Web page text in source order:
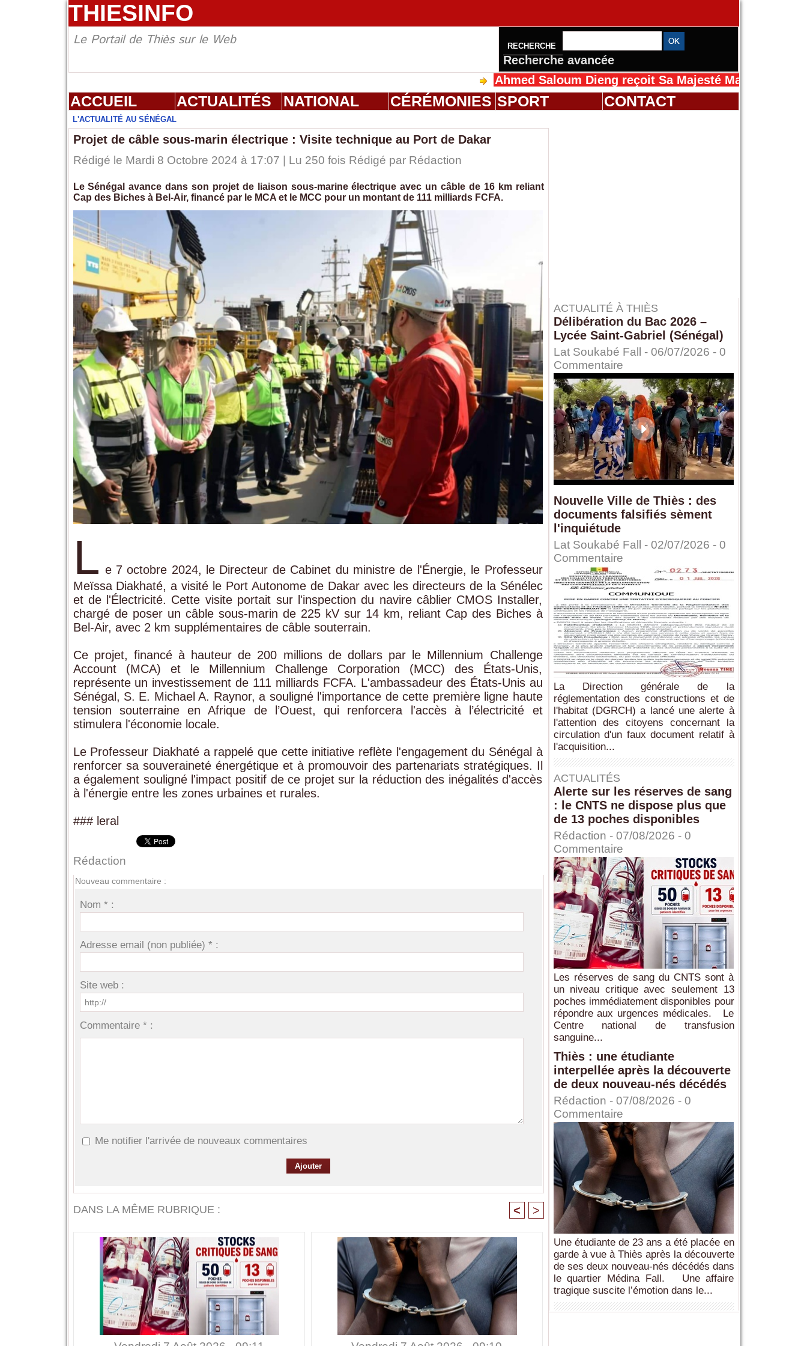
THIESINFO
Le Portail de Thiès sur le Web RECHERCHE
Recherche avancée
Ahmed Saloum Dieng reçoit Sa Majesté Mansah Cissé au
ACCUEIL ACTUALITÉS NATIONAL CÉRÉMONIES SPORT CONTACT
L'ACTUALITÉ AU SÉNÉGAL
Projet de câble sous-marin électrique : Visite technique au Port de Dakar
Rédigé le Mardi 8 Octobre 2024 à 17:07 | Lu 250 fois Rédigé par Rédaction
Le Sénégal avance dans son projet de liaison sous-marine électrique avec un câble de 16 km reliant
Cap des Biches à Bel-Air, financé par le MCA et le MCC pour un montant de 111 milliards FCFA.
L e 7 octobre 2024, le Directeur de Cabinet du ministre de l'Énergie, le Professeur
Meïssa Diakhaté, a visité le Port Autonome de Dakar avec les directeurs de la Sénélec
et de l'Électricité. Cette visite portait sur l'inspection du navire câblier CMOS Installer,
chargé de poser un câble sous-marin de 225 kV sur 14 km, reliant Cap des Biches à
Bel-Air, avec 2 km supplémentaires de câble souterrain.
Ce projet, financé à hauteur de 200 millions de dollars par le Millennium Challenge
Account (MCA) et le Millennium Challenge Corporation (MCC) des États-Unis,
représente un investissement de 111 milliards FCFA. L'ambassadeur des États-Unis au
Sénégal, S. E. Michael A. Raynor, a souligné l'importance de cette première ligne haute
tension souterraine en Afrique de l’Ouest, qui renforcera l'accès à l’électricité et
stimulera l'économie locale.
Le Professeur Diakhaté a rappelé que cette initiative reflète l'engagement du Sénégal à
renforcer sa souveraineté énergétique et à promouvoir des partenariats stratégiques. Il
a également souligné l'impact positif de ce projet sur la réduction des inégalités d'accès
à l'énergie entre les zones urbaines et rurales.
### leral
Rédaction
Nouveau commentaire :
Nom * :
Adresse email (non publiée) * :
Site web :
Commentaire * :
Me notifier l'arrivée de nouveaux commentaires
DANS LA MÊME RUBRIQUE : < >
ACTUALITÉ À THIÈS
Délibération du Bac 2026 –
Lycée Saint-Gabriel (Sénégal)
Lat Soukabé Fall - 06/07/2026 - 0
Commentaire
Nouvelle Ville de Thiès : des
documents falsifiés sèment
l'inquiétude
Lat Soukabé Fall - 02/07/2026 - 0
Commentaire
La Direction générale de la
réglementation des constructions et de
l'habitat (DGRCH) a lancé une alerte à
l'attention des citoyens concernant la
circulation d'un faux document relatif à
l'acquisition...
ACTUALITÉS
Alerte sur les réserves de sang
: le CNTS ne dispose plus que
de 13 poches disponibles
Rédaction - 07/08/2026 - 0
Commentaire
Les réserves de sang du CNTS sont à
un niveau critique avec seulement 13
poches immédiatement disponibles pour
répondre aux urgences médicales. Le
Centre national de transfusion
sanguine...
Thiès : une étudiante
interpellée après la découverte
de deux nouveau-nés décédés
Rédaction - 07/08/2026 - 0
Commentaire
Une étudiante de 23 ans a été placée en
garde à vue à Thiès après la découverte
de ses deux nouveau-nés décédés dans
le quartier Médina Fall. Une affaire
tragique suscite l’émotion dans le...